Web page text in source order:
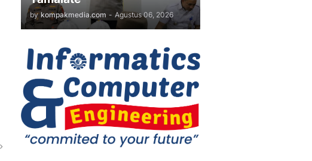
by kompakmedia.com - Agustus 06, 2026